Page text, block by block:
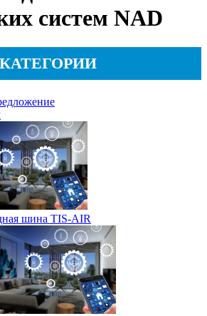
систем NAD
КАТЕГОРИИ
шина TIS-AIR